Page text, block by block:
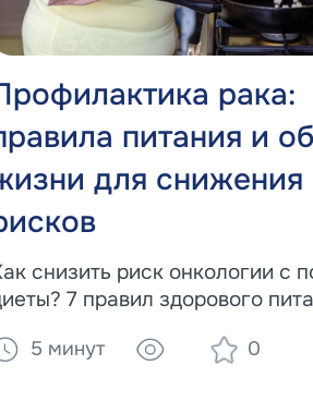
рака:
питания и
для снижения
снизить риск онкологии с
7 правил здорового
влияние веса и
5 минут 0